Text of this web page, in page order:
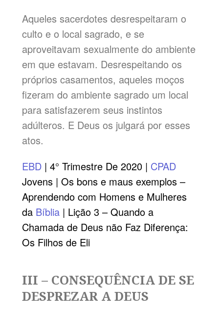
Aqueles sacerdotes desrespeitaram o
culto e o local sagrado, e se
aproveitavam sexualmente do ambiente
em que estavam. Desrespeitando os
próprios casamentos, aqueles moços
fizeram do ambiente sagrado um local
para satisfazerem seus instintos
adúlteros. E Deus os julgará por esses
atos.
EBD | 4° Trimestre De 2020 | CPAD
Jovens | Os bons e maus exemplos –
Aprendendo com Homens e Mulheres
da Bíblia| Lição 3 – Quando a
Chamada de Deus não Faz Diferença:
Os Filhos de Eli
III – CONSEQUÊNCIA DE SE
DESPREZAR A DEUS